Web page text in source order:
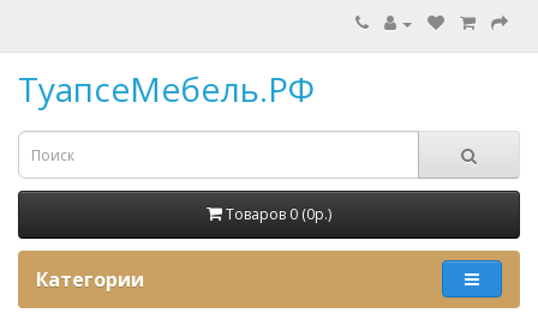
ТуапсеМебель.РФ
Товаров 0 (0p.)
Категории